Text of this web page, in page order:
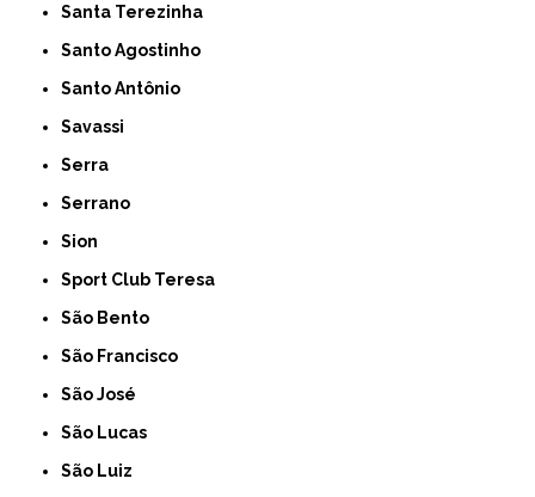
Santa Terezinha
Santo Agostinho
Santo Antônio
Savassi
Serra
Serrano
Sion
Sport Club Teresa
São Bento
São Francisco
São José
São Lucas
São Luiz